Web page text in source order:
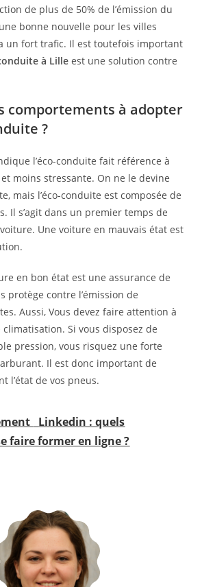
de plus de 50% de l’émission du
bonne nouvelle pour les villes
un fort trafic. Il est toutefois important
à Lille est une solution contre
comportements à adopter
?
l’éco-conduite fait référence à
moins stressante. On ne le devine
mais l’éco-conduite est composée de
Il s’agit dans un premier temps de
Une voiture en mauvais état est
en bon état est une assurance de
protège contre l’émission de
Aussi, Vous devez faire attention à
Si vous disposez de
pression, vous risquez une forte
Il est donc important de
l’état de vos pneus.
Linkedin : quels
faire former en ligne ?